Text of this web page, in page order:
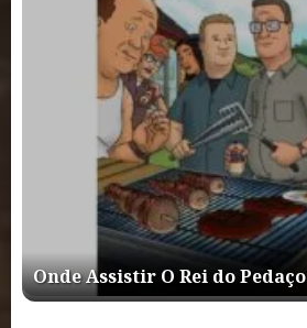
Onde Assistir O Rei do Pedaço